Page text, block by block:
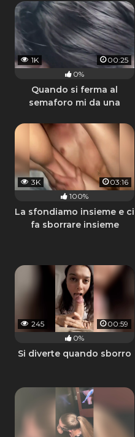
1K
00:25
0%
Quando si ferma al
semaforo mi da una
3K
03:16
100%
La sfondiamo insieme e ci
fa sborrare insieme
245
00:59
0%
Si diverte quando sborro